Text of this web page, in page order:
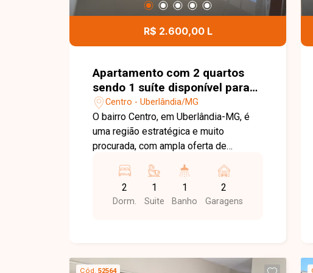
proporcionando segurança, comodidade
família. Entre em contato e agende uma
deste excelente apartamento no
Residencial Pequis.
R$ 2.600,00 L
Apartamento com 2 quartos
sendo 1 suíte disponível para
locação no bairro Centro em
Uberlândia-MG
Centro - Uberlândia/MG
O bairro Centro, em Uberlândia-MG, é
uma região estratégica e muito
procurada, com ampla oferta de
restaurantes. A localização central
proporciona fácil acesso a diferentes
regiões da cidade, garantindo
sendo 1 suíte, banheiro social, cozinha
2
Dorm.
1
Suite
1
Banho
2
Garagens
Cód. 52564